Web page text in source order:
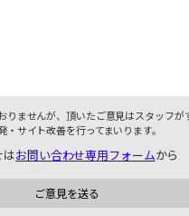
りませんが、頂いたご意見はスタッフが
サイト改善を行ってまいります。
はお問い合わせ専用フォームから